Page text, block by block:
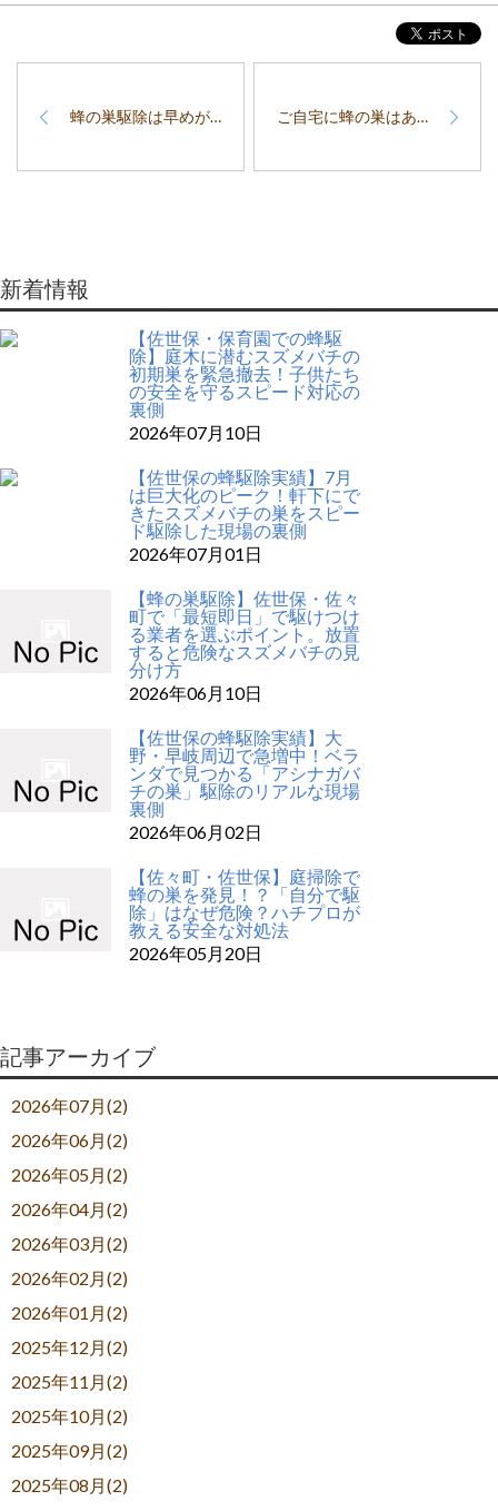
蜂の巣駆除は早めが肝心！巣が小さいうちに依頼するべき理由とメリット ご自宅に蜂の巣はありませんか？「ハチプロ」が解説！見つけ方と危険性
新着情報
【佐世保・保育園での蜂駆
除】庭木に潜むスズメバチの
初期巣を緊急撤去！子供たち
の安全を守るスピード対応の
裏側
2026年07月10日
【佐世保の蜂駆除実績】7月
は巨大化のピーク！軒下にで
きたスズメバチの巣をスピー
ド駆除した現場の裏側
2026年07月01日
【蜂の巣駆除】佐世保・佐々
町で「最短即日」で駆けつけ
る業者を選ぶポイント。放置
すると危険なスズメバチの見
分け方
2026年06月10日
【佐世保の蜂駆除実績】大
野・早岐周辺で急増中！ベラ
ンダで見つかる「アシナガバ
チの巣」駆除のリアルな現場
裏側
2026年06月02日
【佐々町・佐世保】庭掃除で
蜂の巣を発見！？「自分で駆
除」はなぜ危険？ハチプロが
教える安全な対処法
2026年05月20日
記事アーカイブ
2026年07月(2)
2026年06月(2)
2026年05月(2)
2026年04月(2)
2026年03月(2)
2026年02月(2)
2026年01月(2)
2025年12月(2)
2025年11月(2)
2025年10月(2)
2025年09月(2)
2025年08月(2)